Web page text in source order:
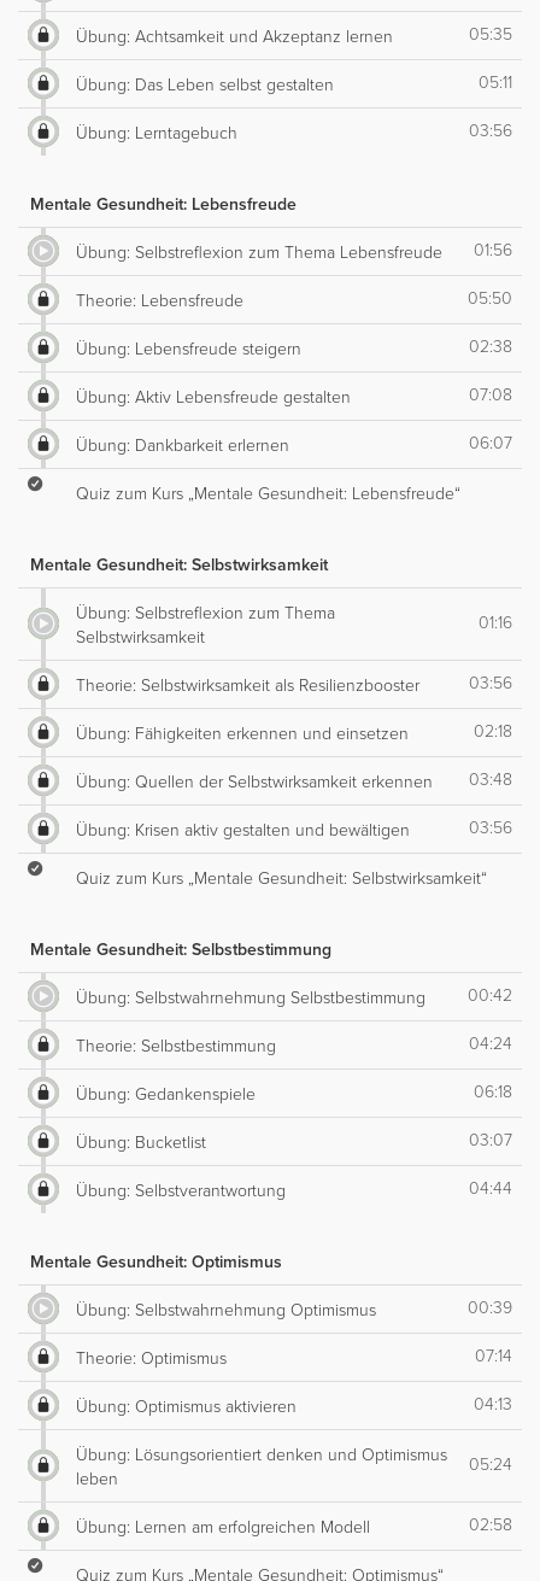
Übung: Achtsamkeit und Akzeptanz lernen 05:35
Übung: Das Leben selbst gestalten 05:11
Übung: Lerntagebuch 03:56
Mentale Gesundheit: Lebensfreude
Übung: Selbstreflexion zum Thema Lebensfreude 01:56
Theorie: Lebensfreude 05:50
Übung: Lebensfreude steigern 02:38
Übung: Aktiv Lebensfreude gestalten 07:08
Übung: Dankbarkeit erlernen 06:07
Quiz zum Kurs „Mentale Gesundheit: Lebensfreude“
Mentale Gesundheit: Selbstwirksamkeit
Übung: Selbstreflexion zum Thema
Selbstwirksamkeit
01:16
Theorie: Selbstwirksamkeit als Resilienzbooster 03:56
Übung: Fähigkeiten erkennen und einsetzen 02:18
Übung: Quellen der Selbstwirksamkeit erkennen 03:48
Übung: Krisen aktiv gestalten und bewältigen 03:56
Quiz zum Kurs „Mentale Gesundheit: Selbstwirksamkeit“
Mentale Gesundheit: Selbstbestimmung
Übung: Selbstwahrnehmung Selbstbestimmung 00:42
Theorie: Selbstbestimmung 04:24
Übung: Gedankenspiele 06:18
Übung: Bucketlist 03:07
Übung: Selbstverantwortung 04:44
Mentale Gesundheit: Optimismus
Übung: Selbstwahrnehmung Optimismus 00:39
Theorie: Optimismus 07:14
Übung: Optimismus aktivieren 04:13
Übung: Lösungsorientiert denken und Optimismus
leben
05:24
Übung: Lernen am erfolgreichen Modell 02:58
Quiz zum Kurs „Mentale Gesundheit: Optimismus“